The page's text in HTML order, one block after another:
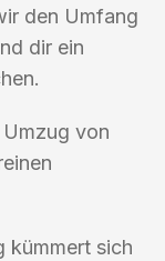
den Umfang
dir ein
von
kümmert sich